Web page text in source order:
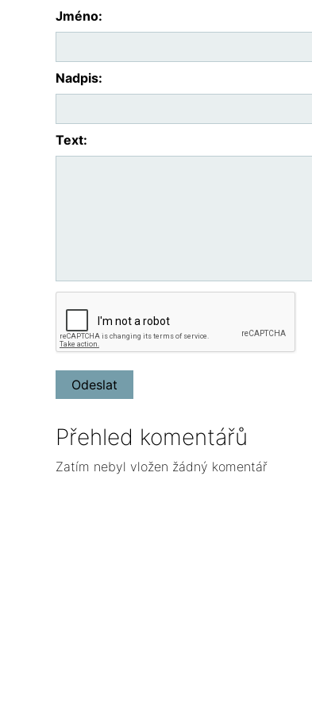
Jméno:
Nadpis:
Text:
Přehled komentářů
Zatím nebyl vložen žádný komentář